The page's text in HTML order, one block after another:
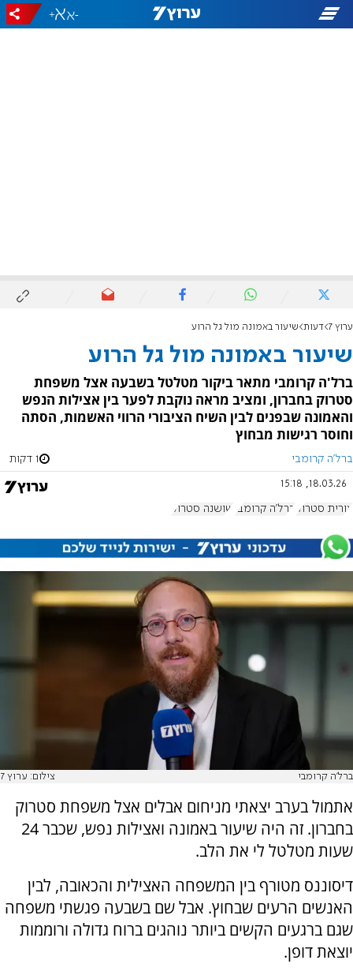
-
+
ערוץ 7 דעות שיעור באמונה מול גל הרוע
שיעור באמונה מול גל הרוע
ברל'ה קרומבי מתאר ביקור מטלטל בשבעה אצל משפחת
סטרוק בחברון, ומציב מראה נוקבת לפער בין אצילות הנפש
והאמונה שבפנים לבין השיח הציבורי הרווי האשמות, הסתה
וחוסר רגישות מבחוץ
ברל'ה קרומבי 1 דקות
18.03.26, 15:18
אורית סטרוק ברל'ה קרומבי שושנה סטרוק
ברל'ה קרומבי צילום: ערוץ 7
אתמול בערב יצאתי מניחום אבלים אצל משפחת סטרוק
בחברון. זה היה שיעור באמונה ואצילות נפש, שכבר 24
שעות מטלטל לי את הלב.
דיסוננס מטורף בין המשפחה האצילית והכאובה, לבין
האנשים הרעים שבחוץ. אבל שם בשבעה פגשתי משפחה
שגם ברגעים הקשים ביותר נוהגים ברוח גדולה ורוממות
יוצאת דופן.